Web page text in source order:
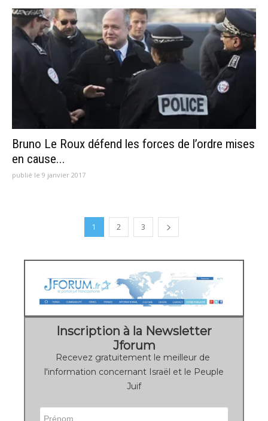
Bruno Le Roux défend les forces de l’ordre mises
en cause...
publié le 9 janvier 2017
1 2 3
Inscription à la Newsletter
Jforum
Recevez gratuitement le meilleur de
l'information concernant Israël et le Peuple
Juif